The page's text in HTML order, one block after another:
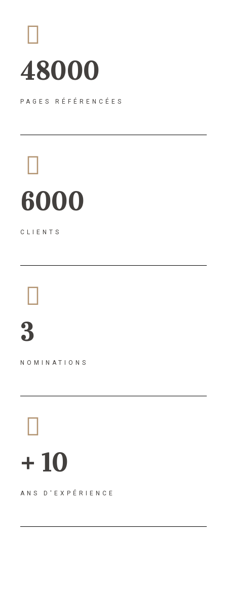
48000
PAGES RÉFÉRENCÉES
6000
CLIENTS
3
NOMINATIONS
+ 10
ANS D'EXPÉRIENCE